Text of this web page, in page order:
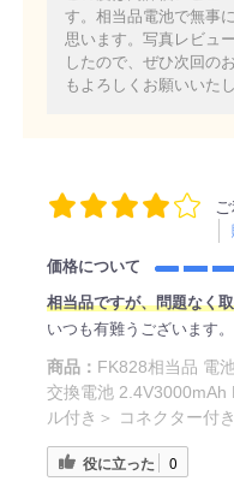
す。相当品電池で無事
思います。写真レビュ
したので、ぜひ次回の
もよろしくお願いいたし
価格について
相当品ですが、問題なく
いつも有難うございます。
商品： FK828相当品 電
交換電池 2.4V3000mAh
ル付き＞ コネクター付
役に立った 0